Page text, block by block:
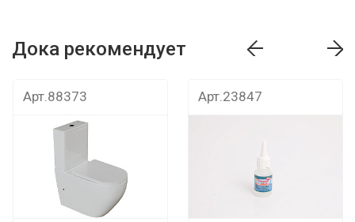
Дока рекомендует
Арт.88373 Арт.23847
Дока рекомендует Дока